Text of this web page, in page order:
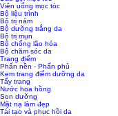
Viên uống mọc tóc
Bộ liệu trình
Bộ trị nám
Bộ dưỡng trắng da
Bộ trị mụn
Bộ chống lão hóa
Bộ chăm sóc da
Trang điểm
Phấn nền - Phấn phủ
Kem trang điểm dưỡng da
Tẩy trang
Nước hoa hồng
Son dưỡng
Mặt nạ làm đẹp
Tái tạo và phục hồi da